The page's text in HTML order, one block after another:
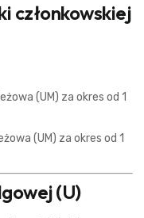
członkowskiej
(UM) za okres od 1
(UM) za okres od 1
(U)